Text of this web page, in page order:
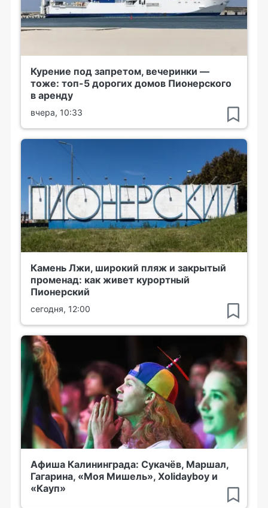
Курение под запретом, вечеринки —
тоже: топ-5 дорогих домов Пионерского
в аренду
вчера, 10:33
Камень Лжи, широкий пляж и закрытый
променад: как живет курортный
Пионерский
сегодня, 12:00
Афиша Калининграда: Сукачёв, Маршал,
Гагарина, «Моя Мишель», Xolidayboy и
«Кауп»